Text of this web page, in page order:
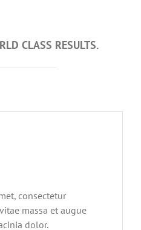
CLASS RESULTS.
consectetur
massa et augue
dolor.